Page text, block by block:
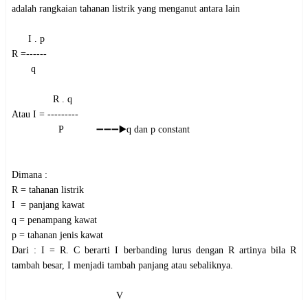
adalah rangkaian tahanan listrik yang menganut antara lain
R =------
Atau I = ---------
Dimana :
R = tahanan listrik
I  = panjang kawat
q = penampang kawat
p = tahanan jenis kawat
Dari : I = R. C berarti I berbanding lurus dengan R artinya bila R
tambah besar, I menjadi tambah panjang atau sebaliknya.